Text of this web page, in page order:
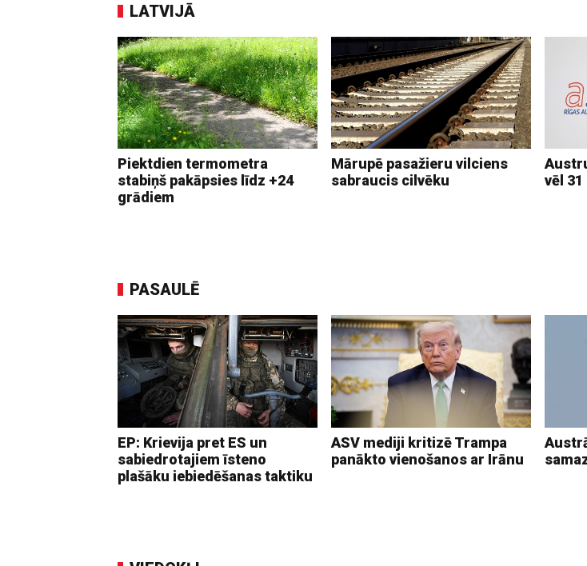
LATVIJĀ
Piektdien termometra
stabiņš pakāpsies līdz +24
grādiem
Mārupē pasažieru vilciens
sabraucis cilvēku
vēl
PASAULĒ
EP: Krievija pret ES un
sabiedrotajiem īsteno
plašāku iebiedēšanas taktiku
ASV mediji kritizē Trampa
panākto vienošanos ar Irānu